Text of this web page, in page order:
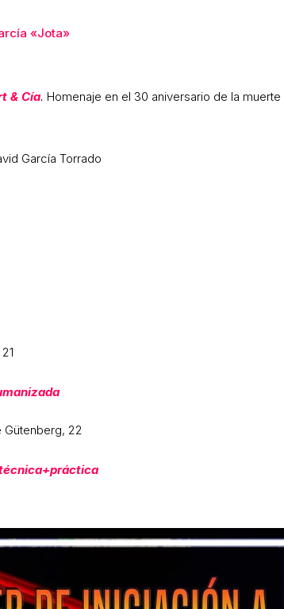
«Jota»
& Cía. Homenaje en el 30 aniversario de la
García Torrado
Gütenberg, 22